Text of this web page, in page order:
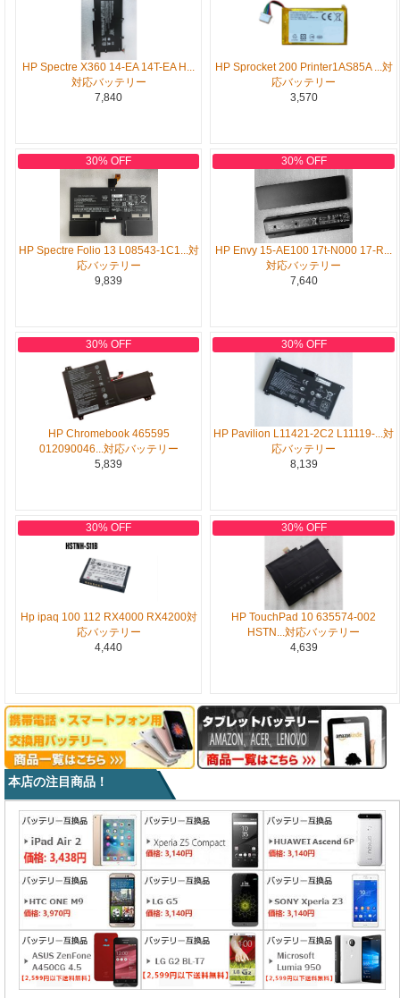
HP Spectre X360 14-EA 14T-EA H...
対応バッテリー
7,840
HP Sprocket 200 Printer1AS85A ...対
応バッテリー
3,570
30% OFF
HP Spectre Folio 13 L08543-1C1...対
応バッテリー
9,839
30% OFF
HP Envy 15-AE100 17t-N000 17-R...
対応バッテリー
7,640
30% OFF
HP Chromebook 465595
012090046...対応バッテリー
5,839
30% OFF
HP Pavilion L11421-2C2 L11119-...対
応バッテリー
8,139
30% OFF
Hp ipaq 100 112 RX4000 RX4200対
応バッテリー
4,440
30% OFF
HP TouchPad 10 635574-002
HSTN...対応バッテリー
4,639
本店の注目商品！